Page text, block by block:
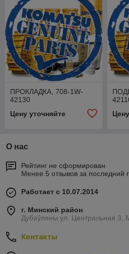
ПРОКЛАДКА, 708-1W-
42130
Цену уточняйте
О нас
Рейтинг не сформирован
Менее 5 отзывов за последний
Работает с 10.07.2014
г. Минский район
Дубаўляны ул. Центральная 3,
Контакты